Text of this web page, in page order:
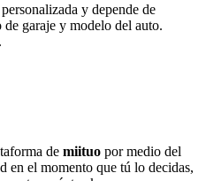
y depende de
garaje y modelo del auto.
de miituo por medio del
en el momento que tú lo decidas,